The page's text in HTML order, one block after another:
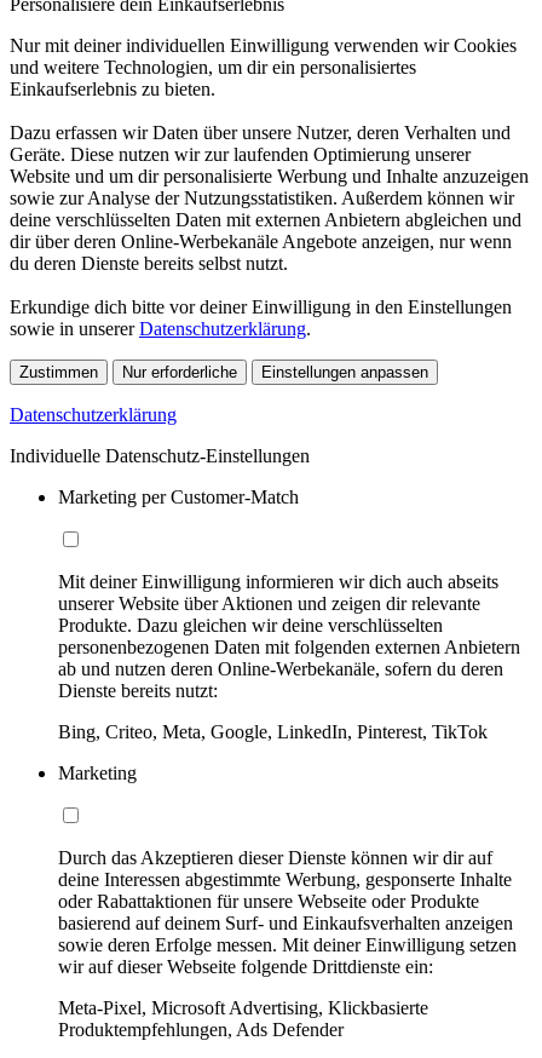
Nur mit deiner individuellen Einwilligung verwenden wir Cookies
und weitere Technologien, um dir ein personalisiertes
Einkaufserlebnis zu bieten.
Dazu erfassen wir Daten über unsere Nutzer, deren Verhalten und
Geräte. Diese nutzen wir zur laufenden Optimierung unserer
Website und um dir personalisierte Werbung und Inhalte anzuzeigen
sowie zur Analyse der Nutzungsstatistiken. Außerdem können wir
deine verschlüsselten Daten mit externen Anbietern abgleichen und
dir über deren Online-Werbekanäle Angebote anzeigen, nur wenn
du deren Dienste bereits selbst nutzt.
Erkundige dich bitte vor deiner Einwilligung in den Einstellungen
sowie in unsererDatenschutzerklärung.
Zustimmen Nur erforderliche Einstellungen anpassen
Datenschutzerklärung
Individuelle Datenschutz-Einstellungen
Marketing per Customer-Match
Mit deiner Einwilligung informieren wir dich auch abseits
unserer Website über Aktionen und zeigen dir relevante
Produkte. Dazu gleichen wir deine verschlüsselten
personenbezogenen Daten mit folgenden externen Anbietern
ab und nutzen deren Online-Werbekanäle, sofern du deren
Dienste bereits nutzt:
Bing, Criteo, Meta, Google, LinkedIn, Pinterest, TikTok
Marketing
Durch das Akzeptieren dieser Dienste können wir dir auf
deine Interessen abgestimmte Werbung, gesponserte Inhalte
oder Rabattaktionen für unsere Webseite oder Produkte
basierend auf deinem Surf- und Einkaufsverhalten anzeigen
sowie deren Erfolge messen. Mit deiner Einwilligung setzen
wir auf dieser Webseite folgende Drittdienste ein:
Meta-Pixel, Microsoft Advertising, Klickbasierte
Produktempfehlungen, Ads Defender